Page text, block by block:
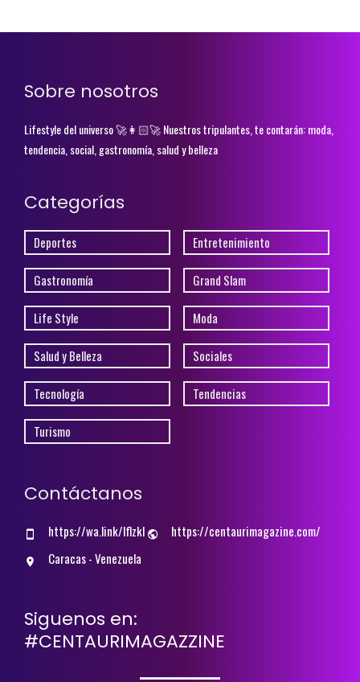
Sobre nosotros
Lifestyle del universo 🚀👩🏻‍🚀 Nuestros tripulantes, te contarán: moda,
tendencia, social, gastronomía, salud y belleza
Categorías
Deportes Entretenimiento
Gastronomía Grand Slam
Life Style Moda
Salud y Belleza Sociales
Tecnología Tendencias
Turismo
Contáctanos
https://wa.link/lflzkl
https://centaurimagazine.com/
Caracas - Venezuela
Siguenos en:
#CENTAURIMAGAZZINE